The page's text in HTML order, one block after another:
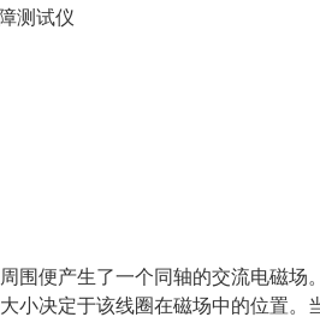
测试仪
围便产生了一个同轴的交流电磁
小决定于该线圈在磁场中的位置